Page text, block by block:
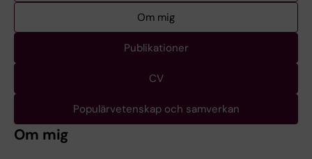
Om mig
Publikationer
CV
Populärvetenskap och samverkan
Om mig